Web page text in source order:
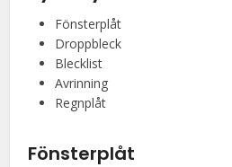
Fönsterplåt
Droppbleck
Blecklist
Avrinning
Regnplåt
Fönsterplåt